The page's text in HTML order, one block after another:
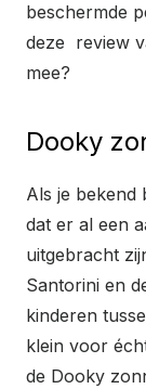
beschermde
deze review
mee?
Dooky
Als je bekend
dat er al een
uitgebracht
Santorini en
kinderen
klein voor
de Dooky